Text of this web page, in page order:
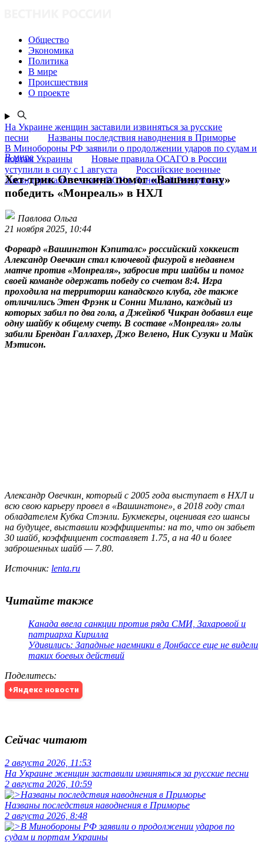
Общество
Экономика
Политика
В мире
Происшествия
О проекте
На Украине женщин заставили извиняться за русские
песни
Названы последствия наводнения в Приморье
В Минобороны РФ заявили о продолжении ударов по судам и
портам Украины
Новые правила ОСАГО в России
уступили в силу с 1 августа
Российские военные
ликвидировали технику ВСУ в Донецкой Республике
В мире
Хет-трик Овечкина помог «Вашингтону»
победить «Монреаль» в НХЛ
Павлова Ольга
21 ноября 2025, 10:44
Форвард «Вашингтон Кэпиталс» российский хоккеист
Александр Овечкин стал ключевой фигурой в недавнем
матче против «Монреаля», забросив три шайбы и помог
своей команде одержать победу со счетом 8:4. Игра
проходила на территории канадского клуба, где также
отличились Этен Фрэнк и Сонни Милано, каждый из
которых забил по два гола, а Джейкоб Чикран добавил еще
одну шайбу к общему счету. В составе «Монреаля» голы
забили Брендан Галлахер, Джо Велено, Ник Сузуки и Майк
Мэтисон.
Александр Овечкин, который с 2005 года выступает в НХЛ и
всю свою карьеру провел в «Вашингтоне», в 2018 году стал
обладателем Кубка Стэнли. Букмекеры, оценивая его шансы
на будущее, выставили коэффициенты: на то, что он забьет
30 шайб, коэффициент составляет 1.75, а на 40 и более
заброшенных шайб — 7.80.
Источник: lenta.ru
Читайте также
Канада ввела санкции против ряда СМИ, Захаровой и
патриарха Кирилла
Удивились: Западные наемники в Донбассе еще не видели
таких боевых действий
Поделитесь:
+Яндекс новости
Сейчас читают
2 августа 2026, 11:53
На Украине женщин заставили извиняться за русские песни
2 августа 2026, 10:59
Названы последствия наводнения в Приморье
2 августа 2026, 8:48